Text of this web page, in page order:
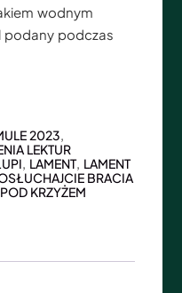
wodnym
podany podczas
2023
LEKTUR
LAMENT, LAMENT
BRACIA
KRZYŻEM